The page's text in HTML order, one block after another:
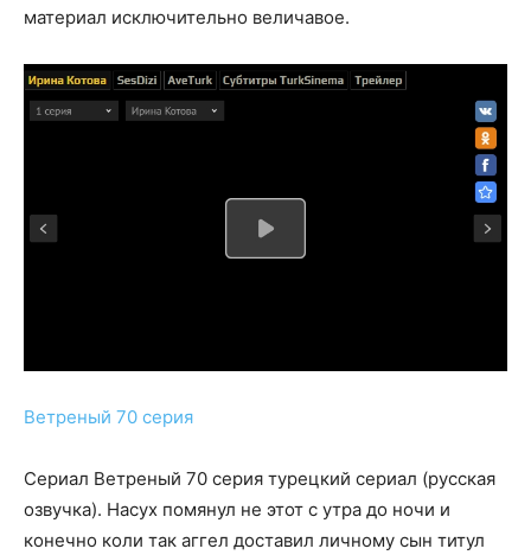
материал исключительно величавое.
Ветреный 70 серия
Сериал Ветреный 70 серия турецкий сериал (русская
озвучка). Насух помянул не этот с утра до ночи и
конечно коли так аггел доставил личному сын титул